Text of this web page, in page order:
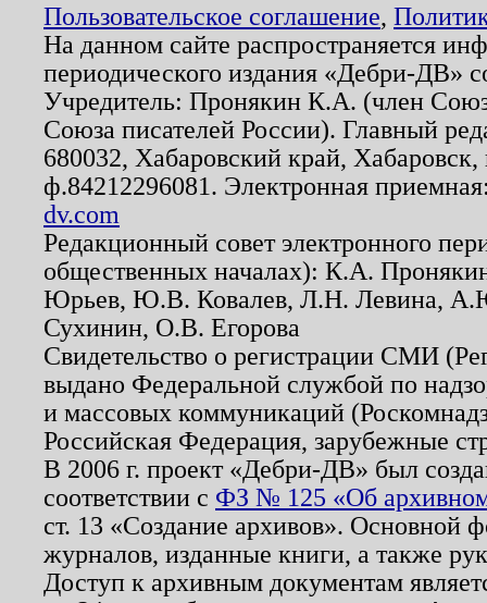
Пользовательское соглашение,
На данном сайте распространяется
периодического издания «Дебри-ДВ»
Учредитель: Пронякин К.А. (член
Союза писателей России). Главный
680032, Хабаровский край,
ф.84212296081. Электронная
dv.com
Редакционный совет электронного
общественных началах): К.А.
Юрьев, Ю.В. Ковалев, Л.Н. Левина,
Сухинин, О.В. Егорова
Свидетельство о регистрации СМИ
выдано Федеральной службой по
и массовых коммуникаций
Российская Федерация, зарубежные
В 2006 г. проект «Дебри-ДВ» был
соответствии с ФЗ № 125 «Об
ст. 13 «Создание архивов». Основной
журналов, изданные книги, а также
Доступ к архивным документам